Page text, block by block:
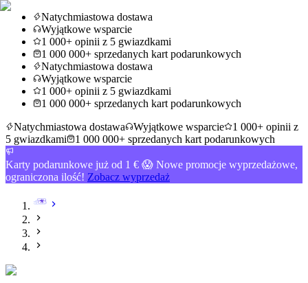
Natychmiastowa dostawa
Wyjątkowe wsparcie
1 000+ opinii z 5 gwiazdkami
1 000 000+ sprzedanych kart podarunkowych
Natychmiastowa dostawa
Wyjątkowe wsparcie
1 000+ opinii z 5 gwiazdkami
1 000 000+ sprzedanych kart podarunkowych
Natychmiastowa dostawa
Wyjątkowe wsparcie
1 000+ opinii z
5 gwiazdkami
1 000 000+ sprzedanych kart podarunkowych
Karty podarunkowe już od 1 € 😱 Nowe promocje wyprzedażowe,
ograniczona ilość! Zobacz wyprzedaż